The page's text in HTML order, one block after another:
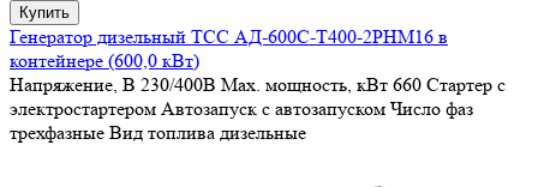
Купить
Генератор дизельный ТСС АД-600С-Т400-2РНМ16 в
контейнере (600,0 кВт)
Напряжение, В 230/400В Max. мощность, кВт 660 Стартер с
электростартером Автозапуск с автозапуском Число фаз
трехфазные Вид топлива дизельные